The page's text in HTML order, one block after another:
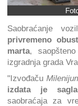
Saobraćanje
privremeno
marta,
izgradnja grada
"Izvođaču
izdata je
saobraćaja za